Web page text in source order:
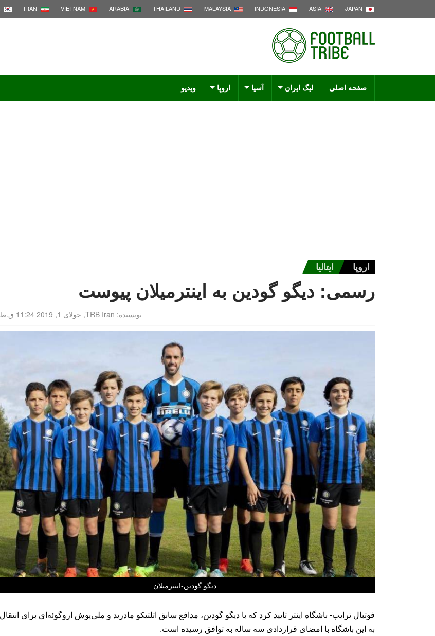
JAPAN
ASIA
INDONESIA
MALAYSIA
THAILAND
ARABIA
VIETNAM
IRAN
صفحه اصلی لیگ ایران آسیا اروپا ویدیو
اروپا ایتالیا
رسمی: دیگو گودین به اینترمیلان پیوست
نویسنده: TRB Iran
, جولای 1, 2019 11:24 ق.ظ
دیگو گودین-اینترمیلان
فوتبال ترایب- باشگاه اینتر تایید کرد که با دیگو گودین، مدافع سابق اتلتیکو مادرید و ملی‌پوش اروگوئه‌ای برای انتقال
به این باشگاه با امضای قراردادی سه ساله به توافق رسیده است.